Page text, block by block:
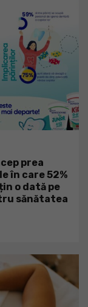
prea
în care 52%
o dată pe
sănătatea